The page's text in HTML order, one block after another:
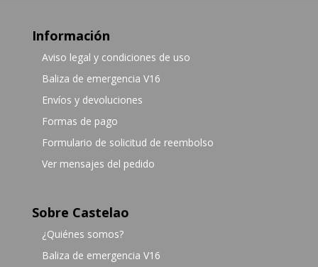
Información
Aviso legal y condiciones de uso
Baliza de emergencia V16
Envíos y devoluciones
Formas de pago
Formulario de solicitud de reembolso
Ver mensajes del pedido
Sobre Castelao
¿Quiénes somos?
Baliza de emergencia V16